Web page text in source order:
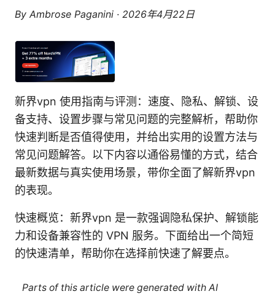
By Ambrose Paganini · 2026年4月22日
新界vpn 使用指南与评测：速度、隐私、解锁、设
备支持、设置步骤与常见问题的完整解析，帮助你
快速判断是否值得使用，并给出实用的设置方法与
常见问题解答。以下内容以通俗易懂的方式，结合
最新数据与真实使用场景，带你全面了解新界vpn
的表现。
快速概览：新界vpn 是一款强调隐私保护、解锁能
力和设备兼容性的 VPN 服务。下面给出一个简短
的快速清单，帮助你在选择前快速了解要点。
Parts of this article were generated with AI